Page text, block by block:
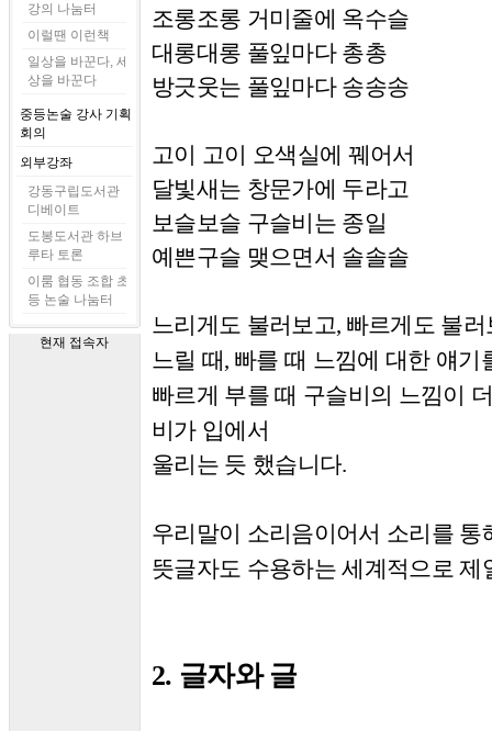
강의 나눔터
이럴땐 이런책
일상을 바꾼다, 세
상을 바꾼다
중등논술 강사 기획
회의
외부강좌
강동구립도서관
디베이트
도봉도서관 하브
루타 토론
이룸 협동 조합 초
등 논술 나눔터
현재 접속자
조롱조롱 거미줄에 옥수슬
대롱대롱 풀잎마다 총총
방긋웃는 풀잎마다 송송송
고이 고이 오색실에 꿰어서
달빛새는 창문가에 두라고
보슬보슬 구슬비는 종일
예쁜구슬 맺으면서 솔솔솔
느리게도 불러보고, 빠르게도 불러
느릴 때, 빠를 때 느낌에 대한 얘기
빠르게 부를 때 구슬비의 느낌이
비가 입에서
울리는 듯 했습니다.
우리말이 소리음이어서 소리를 통
뜻글자도 수용하는 세계적으로 제
2. 글자와 글